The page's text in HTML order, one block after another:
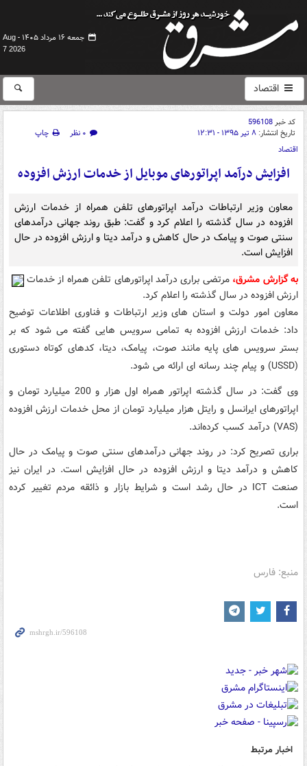
جمعه ۱۶ مرداد ۱۴۰۵ -
Aug
7 2026
اقتصاد
کد خبر596108
تاریخ انتشار: ۸ تیر ۱۳۹۵ - ۱۲:۳۱ ۰ نظر
چاپ
اقتصاد
افزایش درآمد اپراتورهای موبایل از خدمات ارزش افزوده
معاون وزیر ارتباطات درآمد اپراتورهای تلفن همراه از خدمات ارزش
افزوده در سال گذشته را اعلام کرد و گفت: طبق روند جهانی درآمدهای
سنتی صوت و پیامک‌ در حال کاهش و درآمد دیتا و ارزش افزوده در حال
افزایش است.
به گزارش مشرق، مرتضی براری درآمد اپراتورهای تلفن همراه از خدمات
ارزش افزوده در سال گذشته را اعلام کرد.
معاون امور دولت و استان های وزیر ارتباطات و فناوری اطلاعات توضیح
داد: خدمات ارزش افزوده به تمامی سرویس هایی گفته می شود که بر
بستر سرویس های پایه مانند صوت، پیامک، دیتا، کدهای کوتاه دستوری
(USSD) و پیام چند رسانه ای ارائه می شود.
وی گفت: در سال گذشته اپراتور همراه اول هزار و 200 میلیارد تومان و
اپراتورهای ایرانسل و رایتل هزار میلیارد تومان از محل خدمات ارزش افزوده
(VAS) درآمد کسب کرده‌اند.
براری تصریح کرد: در روند جهانی درآمدهای سنتی صوت و پیامک‌ در حال
کاهش و درآمد دیتا و ارزش افزوده در حال افزایش است. در ایران نیز
صنعت ICT در حال رشد است و شرایط بازار و ذائقه مردم تغییر کرده
است.
منبع: فارس
اخبار مرتبط